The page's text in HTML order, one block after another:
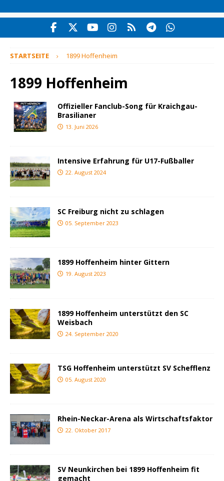
STARTSEITE 1899 Hoffenheim
1899 Hoffenheim
Offizieller Fanclub-Song für Kraichgau-
Brasilianer
13. Juni 2026
Intensive Erfahrung für U17-Fußballer
22. August 2024
SC Freiburg nicht zu schlagen
05. September 2023
1899 Hoffenheim hinter Gittern
19. August 2023
1899 Hoffenheim unterstützt den SC
Weisbach
24. September 2020
TSG Hoffenheim unterstützt SV Schefflenz
05. August 2020
Rhein-Neckar-Arena als Wirtschaftsfaktor
22. Oktober 2017
SV Neunkirchen bei 1899 Hoffenheim fit
gemacht